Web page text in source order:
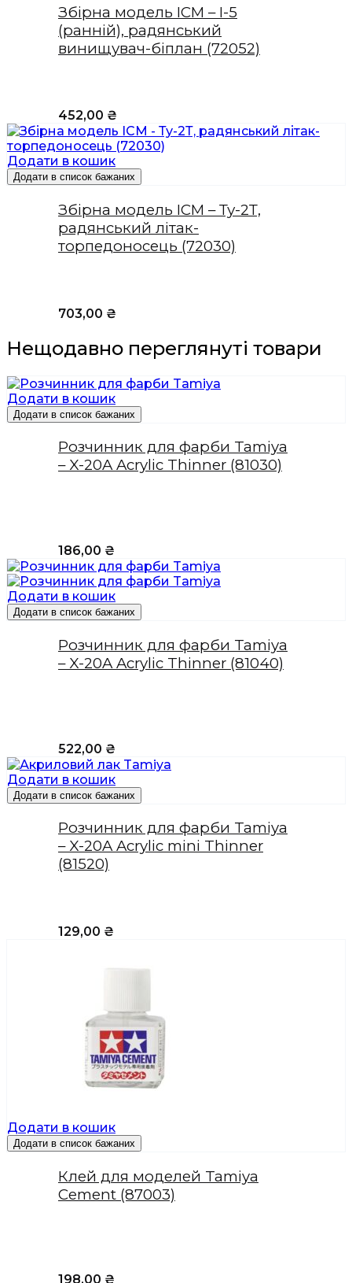
Збірна модель ICM – І-5
(ранній), радянський
винищувач-біплан (72052)
452,00 ₴
Додати в кошик
Додати в список бажаних
Збірна модель ICM – Ту-2Т,
радянський літак-
торпедоносець (72030)
703,00 ₴
Нещодавно переглянуті товари
Додати в кошик
Додати в список бажаних
Розчинник для фарби Tamiya
– X-20A Acrylic Thinner (81030)
186,00 ₴
Додати в кошик
Додати в список бажаних
Розчинник для фарби Tamiya
– X-20A Acrylic Thinner (81040)
522,00 ₴
Додати в кошик
Додати в список бажаних
Розчинник для фарби Tamiya
– X-20A Acrylic mini Thinner
(81520)
129,00 ₴
Додати в кошик
Додати в список бажаних
Клей для моделей Tamiya
Cement (87003)
198,00 ₴